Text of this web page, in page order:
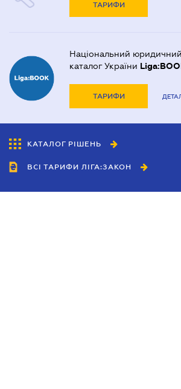
ТАРИФИ
Національний юридичний
каталог України
ТАРИФИ
КАТАЛОГ РІШЕНЬ
ВСІ ТАРИФИ ЛІГА:ЗАКОН